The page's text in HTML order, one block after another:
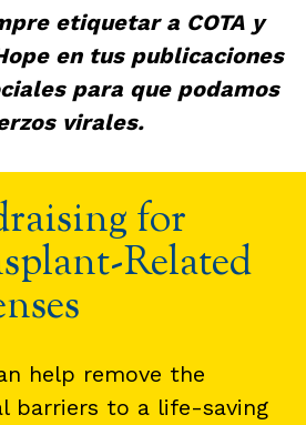
etiquetar a COTA y
en tus publicaciones
para que podamos
virales.
for
Related
help remove the
barriers to a life-saving